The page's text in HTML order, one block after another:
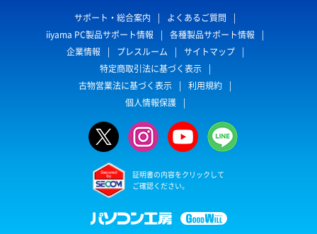
サポート・総合案内
よくあるご質問
iiyama PC製品サポート情報
各種製品サポート情報
企業情報
プレスルーム
サイトマップ
特定商取引法に基づく表示
古物営業法に基づく表示
利用規約
個人情報保護
証明書の内容をクリックして
ご確認ください。